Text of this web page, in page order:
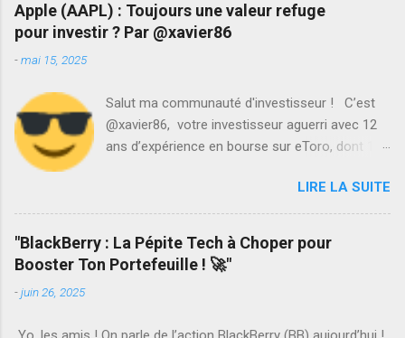
Apple (AAPL) : Toujours une valeur refuge
pour investir ? Par @xavier86
-mai 15, 2025
Salut ma communauté d'investisseur ! C’est
@xavier86, votre investisseur aguerri avec 12
ans d’expérience en bourse sur eToro, dont 10
propose une analyse d’Apple (AAPL), le titan
tech à 2,93 trillions USD de capitalisation, coté à
210,135 $ (15 mai 2025). Est-ce encore un
must pour votre portefeuille ? On décortique
ça en mode décontracté mais sérieux !
LIRE LA SUITE
"BlackBerry : La Pépite Tech à Choper pour
Booster Ton Portefeuille ! 🚀"
-juin 26, 2025